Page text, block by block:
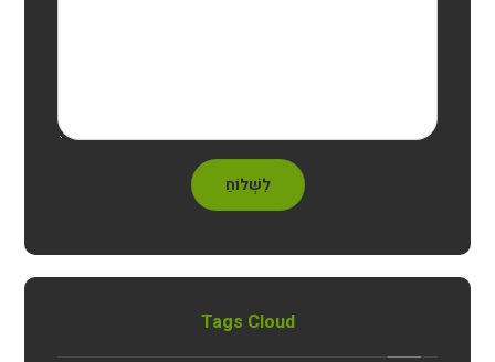
לִשְׁלוֹחַ
Tags Cloud